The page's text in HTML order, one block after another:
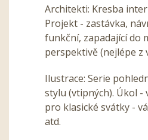
Architekti: Kresba
Projekt - zastávka,
funkční, zapadající do
perspektivě (nejlépe z
Ilustrace: Serie
stylu (vtipných). Úkol
pro klasické svátky -
atd.